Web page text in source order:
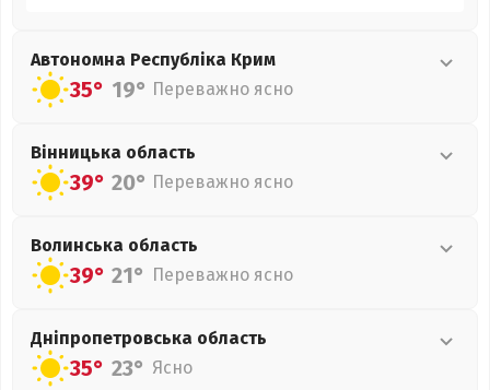
Автономна Республіка Крим
35° 19° Переважно ясно
Вінницька область
39° 20° Переважно ясно
Волинська область
39° 21° Переважно ясно
Дніпропетровська область
35° 23° Ясно